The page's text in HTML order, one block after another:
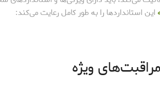
این استانداردها را به طور کامل رعایت می‌کند: